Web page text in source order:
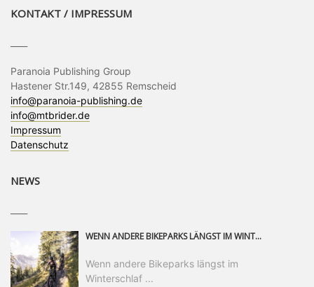
KONTAKT / IMPRESSUM
Paranoia Publishing Group
Hastener Str.149, 42855 Remscheid
info@paranoia-publishing.de
info@mtbrider.de
Impressum
Datenschutz
NEWS
WENN ANDERE BIKEPARKS LÄNGST IM WINTERSCHLAF SIND, IST MAN IN SAALFELDEN LEOGANG IMMER NOCH AM MOUNTAINBIKEN. IST DER HERBST DIE SCHÖNSTE ZEIT DES JAHRES? AUF DEN TRAILS RUND UM SAALFELDEN LEOGANG UND IM EPIC BIKEPARK LEOGANG IST ER DAS AUF JEDEN FALL – UND DIE GEFÜHLT DIE LÄNGSTE NOCH DAZU. NOCH BIS MINDESTENS 8. NOVEMBER STEHT DAS PINZGAUER MOUNTAINBIKE-PARADIES ALLEN RIDERN OFFEN, DIE EINFACH NICHT GENUG KRIEGEN KÖNNEN. DABEI HÄLT DIE GOLDENE JAHRESZEIT IN SAALFELDEN LEOGANG WEIT MEHR ALS LINES, TRAILS UND HERBSTPANORAMEN BEREIT: MIT DEM BIKE FESTIVAL, VERSCHIEDENEN LADIES SHRED EVENTS UND EINEM DIE GESAMTE SAISON ANDAUERNDEN PHOTO CONTEST ZUM 25-JÄHRIGEN BIKEPARK-JUBILÄUM GIBT ES RUND UM ÖSTERREICHS ÄLTESTEN BIKEPARK EINIGES ZU ERLEBEN.
Wenn andere Bikeparks längst im
Winterschlaf ...